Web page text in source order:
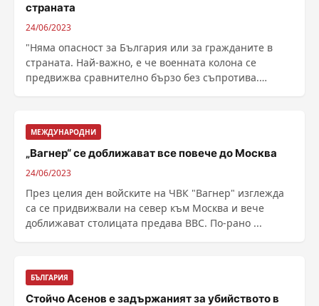
страната
24/06/2023
"Няма опасност за България или за гражданите в
страната. Най-важно, е че военната колона се
предвижва сравнително бързо без съпротива.
МЕЖДУНАРОДНИ
„Вагнер“ се доближават все повече до Москва
24/06/2023
През целия ден войските на ЧВК "Вагнер" изглежда
са се придвижвали на север към Москва и вече
доближават столицата предава ВВС. По-рано ...
БЪЛГАРИЯ
Стойчо Асенов е задържаният за убийството в